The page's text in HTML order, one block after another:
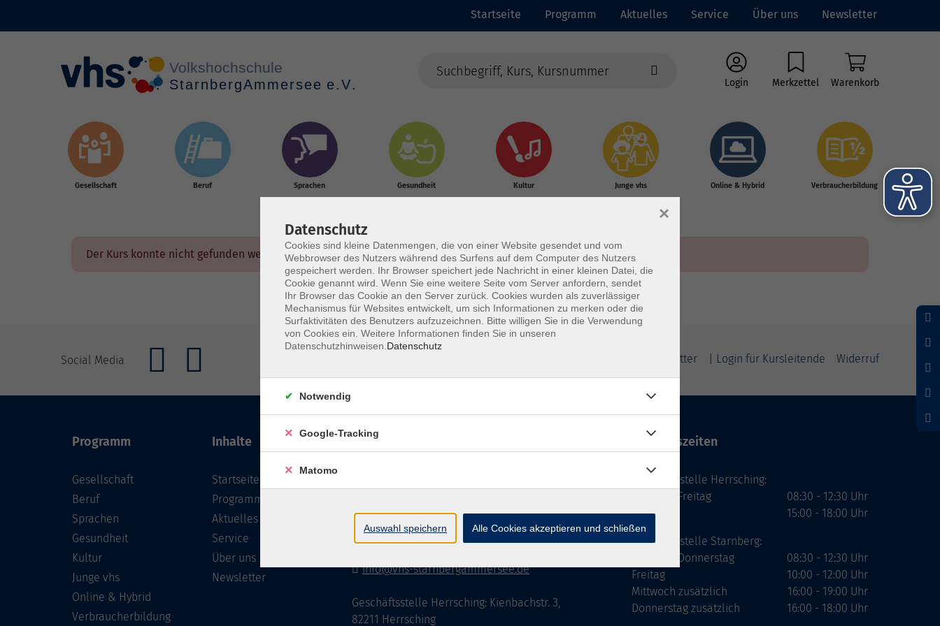
Startseite Programm Aktuelles Service Über uns Newsletter
Login Merkzettel Warenkorb
Gesellschaft Beruf Sprachen Gesundheit Kultur Junge vhs Online & Hybrid Verbraucherbildung
Der Kurs konnte nicht gefunden werden.
Social Media Newsletter | Login für Kursleitende Widerruf
Programm
Gesellschaft
Beruf
Sprachen
Gesundheit
Kultur
Junge vhs
Online & Hybrid
Verbraucherbildung
Inhalte
Startseite
Programm
Aktuelles
Service
Über uns
Newsletter
Kontakt
Geschäftsstelle Starnberg: Bahnhofplatz 14,
info@vhs-starnbergammersee.de
Geschäftsstelle Herrsching: Kienbachstr. 3,
82211 Herrsching
Öffnungszeiten
Geschäftsstelle Herrsching:
Montag - Freitag
Dienstag
08:30 - 12:30 Uhr
15:00 - 18:00 Uhr
Geschäftsstelle Starnberg:
Montag - Donnerstag
Freitag
Mittwoch zusätzlich
Donnerstag zusätzlich
08:30 - 12:30 Uhr
10:00 - 12:00 Uhr
16:00 - 19:00 Uhr
16:00 - 18:00 Uhr
Datenschutz
Cookies sind kleine Datenmengen, die von einer Website gesendet und vom
Webbrowser des Nutzers während des Surfens auf dem Computer des Nutzers
gespeichert werden. Ihr Browser speichert jede Nachricht in einer kleinen Datei, die
Cookie genannt wird. Wenn Sie eine weitere Seite vom Server anfordern, sendet
Ihr Browser das Cookie an den Server zurück. Cookies wurden als zuverlässiger
Mechanismus für Websites entwickelt, um sich Informationen zu merken oder die
Surfaktivitäten des Benutzers aufzuzeichnen. Bitte willigen Sie in die Verwendung
von Cookies ein. Weitere Informationen finden Sie in unseren
Datenschutzhinweisen. Datenschutz
×
Notwendig
Google-Tracking
Matomo
Auswahl speichern Alle Cookies akzeptieren und schließen